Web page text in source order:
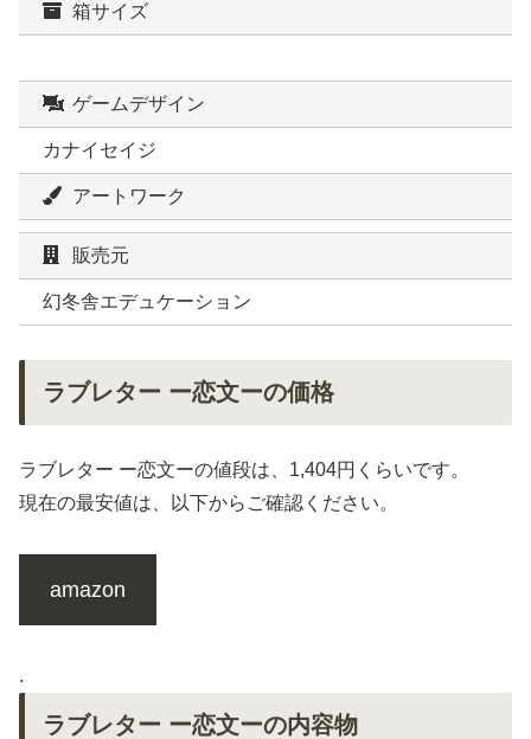
箱サイズ
ゲームデザイン
カナイセイジ
アートワーク
販売元
幻冬舎エデュケーション
ラブレター ー恋文ーの価格
ラブレター ー恋文ーの値段は、1,404円くらいです。
現在の最安値は、以下からご確認ください。
amazon
.
ラブレター ー恋文ーの内容物